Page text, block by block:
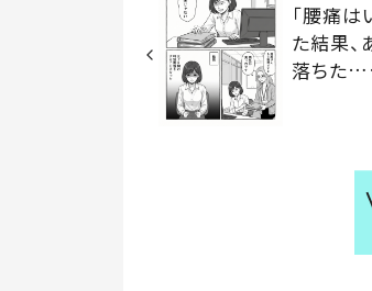
「腰痛は
た結果
落ちた